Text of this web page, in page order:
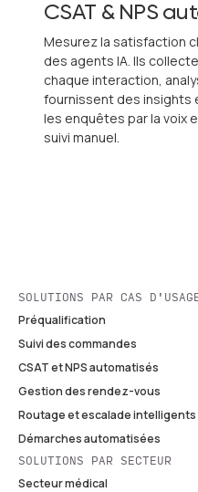
CSAT & NPS
Mesurez la satisfaction
des agents IA. Ils
chaque interaction,
fournissent des insights
les enquêtes par la voix
suivi manuel.
SOLUTIONS PAR CAS
Préqualification
Suivi des commandes
CSAT et NPS automatisés
Gestion des rendez-vous
Routage et escalade intelligents
Démarches automatisées
SOLUTIONS PAR SECTEUR
Secteur médical